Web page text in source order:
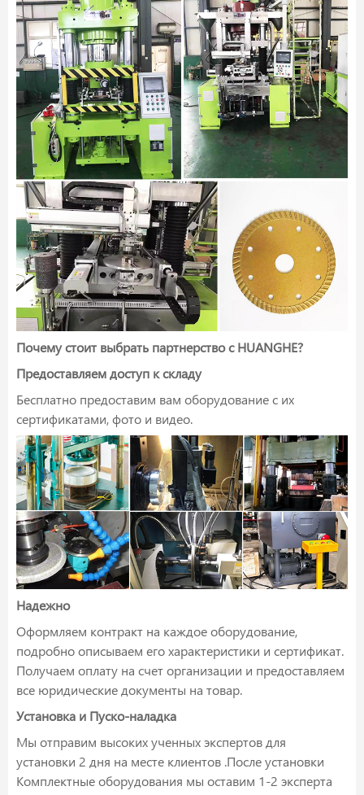
Почему стоит выбрать партнерство с HUANGHE?
Предоставляем доступ к складу
Бесплатно предоставим вам оборудование с их
сертификатами, фото и видео.
Надежно
Оформляем контракт на каждое оборудование,
подробно описываем его характеристики и сертификат.
Получаем оплату на счет организации и предоставляем
все юридические документы на товар.
Установка и Пуско-наладка
Мы отправим высоких ученных экспертов для
установки 2 дня на месте клиентов .После установки
Комплектные оборудования мы оставим 1-2 эксперта